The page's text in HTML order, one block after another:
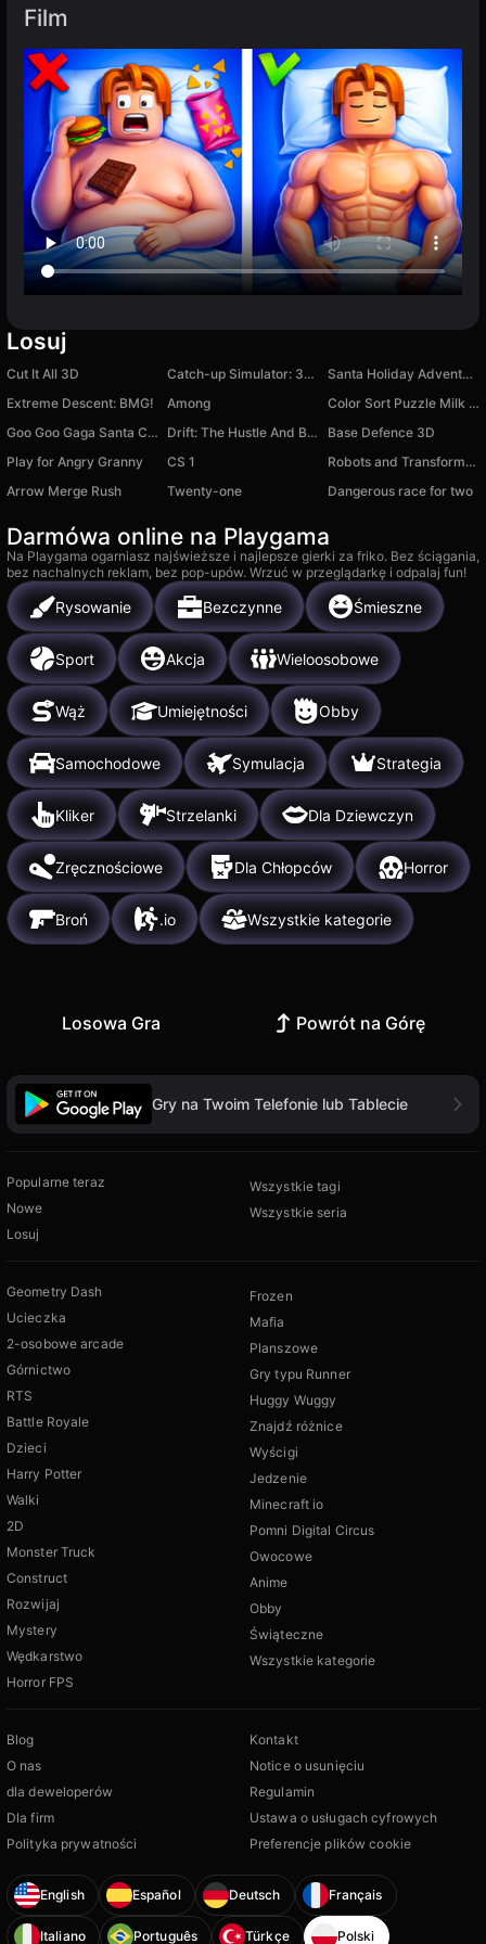
Film
Losuj
Cut It All 3D Catch-up Simulator: 3D Survival Racing
Santa Holiday Adventure Game
Extreme Descent: BMG!
Among
Color Sort Puzzle Milk Tea Sorting
Goo Goo Gaga Santa Claus vs Poppy Playtime 5
Drift: The Hustle And Bustle In Japan
Base Defence 3D
Play for Angry Granny
CS 1
Robots and Transformers Coloring Book for Boys
Arrow Merge Rush
Twenty-one Dangerous race for two
Darmówa online na Playgama
Na Playgama ogarniasz najświeższe i najlepsze gierki za friko. Bez ściągania,
bez nachalnych reklam, bez pop-upów. Wrzuć w przeglądarkę i odpalaj fun!
Rysowanie Bezczynne Śmieszne
Sport Akcja Wieloosobowe
Wąż Umiejętności Obby
Samochodowe Symulacja Strategia
Kliker Strzelanki Dla Dziewczyn
Zręcznościowe Dla Chłopców Horror
Broń .io Wszystkie kategorie
Losowa Gra Powrót na Górę
Gry na Twoim Telefonie lub Tablecie
Popularne teraz
Nowe
Losuj
Wszystkie tagi
Wszystkie seria
Geometry Dash
Ucieczka
2-osobowe arcade
Górnictwo
RTS
Battle Royale
Dzieci
Harry Potter
Walki
2D
Monster Truck
Construct
Rozwijaj
Mystery
Wędkarstwo
Horror FPS
Frozen
Mafia
Planszowe
Gry typu Runner
Huggy Wuggy
Znajdź różnice
Wyścigi
Jedzenie
Minecraft io
Pomni Digital Circus
Owocowe
Anime
Obby
Świąteczne
Wszystkie kategorie
Blog
O nas
dla deweloperów
Dla firm
Polityka prywatności
Kontakt
Notice o usunięciu
Regulamin
Ustawa o usługach cyfrowych
Preferencje plików cookie
English Español Deutsch Français
Italiano Português Türkçe Polski